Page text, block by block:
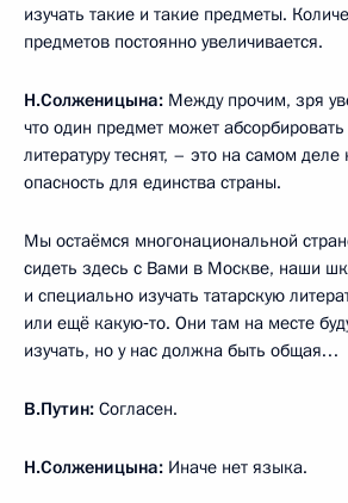
изучать такие и такие предметы.
предметов постоянно увеличивается.
Н.Солженицына: Между прочим, зря
что один предмет может
литературу теснят, – это на самом деле
опасность для единства страны.
Мы остаёмся многонациональной
сидеть здесь с Вами в Москве, наши
и специально изучать татарскую
или ещё какую‑то. Они там на месте
изучать, но у нас должна быть общая…
В.Путин: Согласен.
Н.Солженицына: Иначе нет языка.